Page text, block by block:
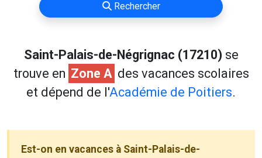
Rechercher
Saint-Palais-de-Négrignac (17210) se
trouve en Zone A des vacances scolaires
et dépend de l'Académie de Poitiers.
Est-on en vacances à Saint-Palais-de-